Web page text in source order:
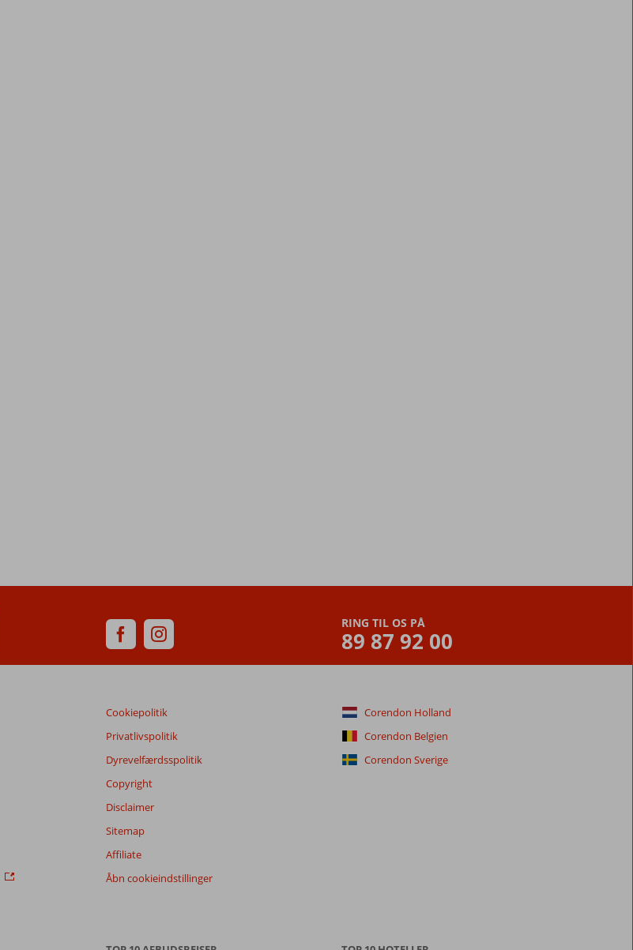
RING TIL OS PÅ
89 87 92 00
Cookiepolitik
Privatlivspolitik
Dyrevelfærdsspolitik
Copyright
Disclaimer
Sitemap
Affiliate
Åbn cookieindstillinger
Corendon Holland
Corendon Belgien
Corendon Sverige